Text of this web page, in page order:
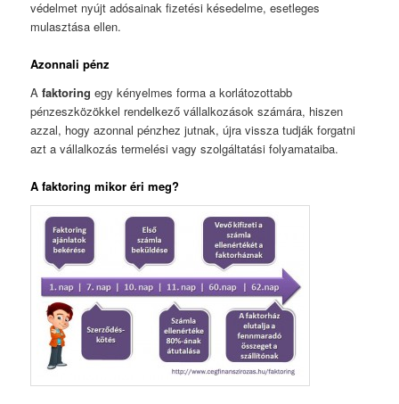
védelmet nyújt adósainak fizetési késedelme, esetleges
mulasztása ellen.
Azonnali pénz
Afaktoring egy kényelmes forma a korlátozottabb
pénzeszközökkel rendelkező vállalkozások számára, hiszen
azzal, hogy azonnal pénzhez jutnak, újra vissza tudják forgatni
azt a vállalkozás termelési vagy szolgáltatási folyamataiba.
A faktoring mikor éri meg?